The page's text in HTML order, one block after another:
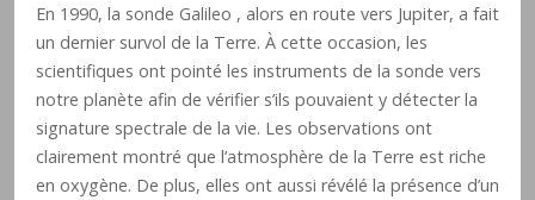
En 1990, la sonde Galileo , alors en route vers Jupiter, a fait
un dernier survol de la Terre. À cette occasion, les
scientifiques ont pointé les instruments de la sonde vers
notre planète afin de vérifier s’ils pouvaient y détecter la
signature spectrale de la vie. Les observations ont
clairement montré que l’atmosphère de la Terre est riche
en oxygène. De plus, elles ont aussi révélé la présence d’un